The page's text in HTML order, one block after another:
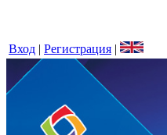
Вход | Регистрация |